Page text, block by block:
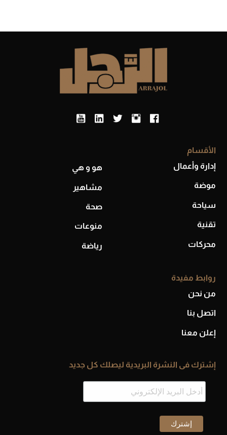
الأقسام
إدارة وأعمال
موضة
سياحة
تقنية
محركات
هو و هي
مشاهير
صحة
منوعات
رياضة
روابط مفيدة
من نحن
اتصل بنا
إعلن معنا
إشترك فى النشرة البريدية ليصلك كل جديد